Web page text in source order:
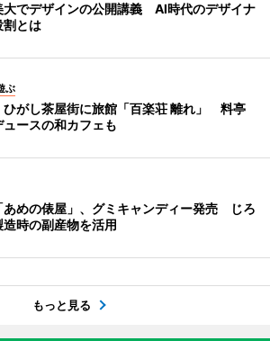
大でデザインの公開講義 AI時代のデザイナ
割とは
ぶ
ひがし茶屋街に旅館「百楽荘 離れ」 料亭
ュースの和カフェも
あめの俵屋」、グミキャンディー発売 じろ
造時の副産物を活用
もっと見る